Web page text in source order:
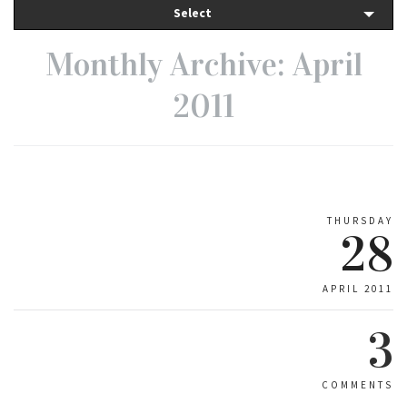
Select
Monthly Archive: April
2011
THURSDAY
28
APRIL 2011
3
COMMENTS